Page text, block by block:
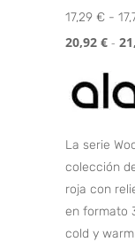
17,29 € -
20,92 € -
La serie
colección
roja con
en formato
cold y